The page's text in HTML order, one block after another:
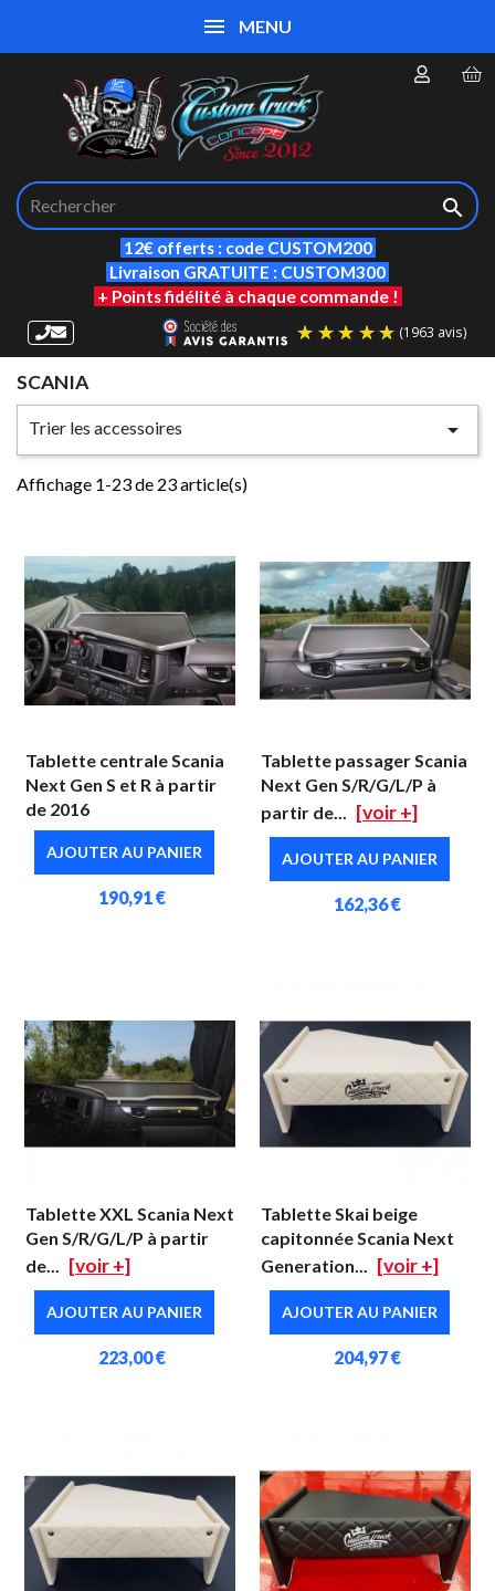

12€ offerts : code CUSTOM200
Livraison GRATUITE : CUSTOM300
+ Points fidélité à chaque commande !
MENU
SCANIA
Trier les accessoires 
Affichage 1-23 de 23 article(s)
Tablette centrale Scania
Next Gen S et R à partir
de 2016
AJOUTER AU PANIER
190,91 €
Tablette passager Scania
Next Gen S/R/G/L/P à
partir de... [voir +]
AJOUTER AU PANIER
162,36 €
Tablette XXL Scania Next
Gen S/R/G/L/P à partir
de... [voir +]
AJOUTER AU PANIER
223,00 €
Tablette Skai beige
capitonnée Scania Next
Generation... [voir +]
AJOUTER AU PANIER
204,97 €